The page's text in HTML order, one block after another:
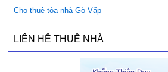
Cho thuê tòa nhà Gò Vấp
LIÊN HỆ THUÊ NHÀ